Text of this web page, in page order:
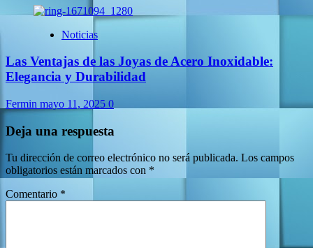
Noticias
Las Ventajas de las Joyas de Acero Inoxidable:
Elegancia y Durabilidad
Fermin mayo 11, 2025 0
Deja una respuesta
Tu dirección de correo electrónico no será publicada. Los campos
obligatorios están marcados con *
Comentario *